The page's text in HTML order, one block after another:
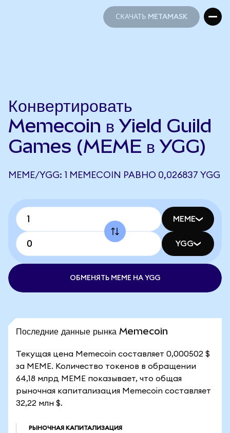
СКАЧАТЬ METAMASK
Конвертировать
Memecoin в Yield Guild
Games (MEME в YGG)
MEME/YGG: 1 MEMECOIN РАВНО 0,026837 YGG
MEME
YGG
ОБМЕНЯТЬ MEME НА YGG
Последние данные рынка Memecoin
Текущая цена Memecoin составляет 0,000502 $
за MEME. Количество токенов в обращении
64,18 млрд MEME показывает, что общая
рыночная капитализация Memecoin составляет
32,22 млн $.
РЫНОЧНАЯ КАПИТАЛИЗАЦИЯ